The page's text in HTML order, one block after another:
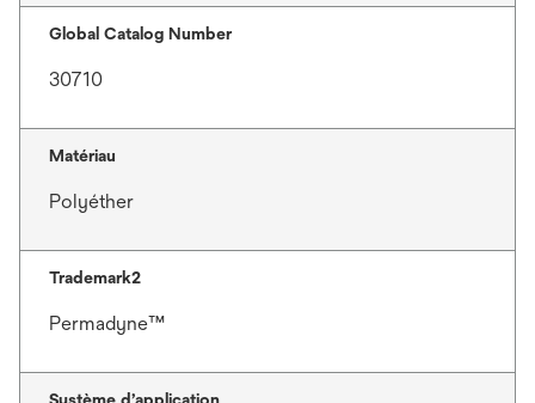
Global Catalog Number
30710
Matériau
Polyéther
Trademark2
Permadyne™